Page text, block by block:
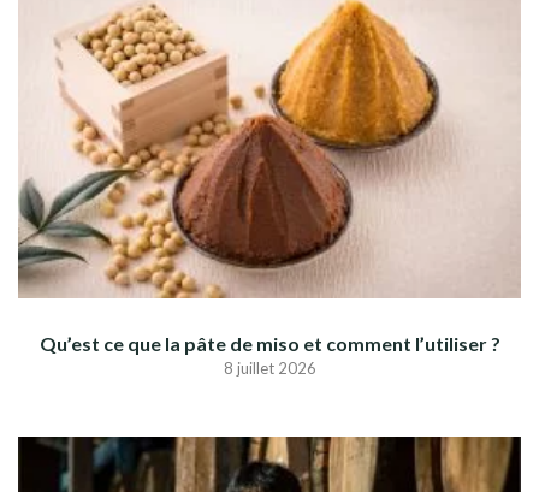
Qu’est ce que la pâte de miso et comment l’utiliser ?
8 juillet 2026